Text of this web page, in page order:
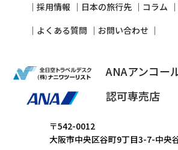
採⽤情報
⽇本の旅⾏先 コラム
よくある質問
お問い合わせ
ANAアンコー
認可専売店
〒542-0012
大阪市中央区谷町9丁目3-7-中央